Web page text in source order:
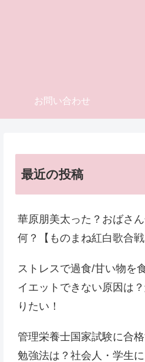
お問い合わせ
最近の投稿
華原朋美太った？おばさ
何？【ものまね紅白歌合戦
ストレスで過食/甘い物を
イエットできない原因は
りたい！
管理栄養士国家試験に合
勉強法は？社会人・学生に